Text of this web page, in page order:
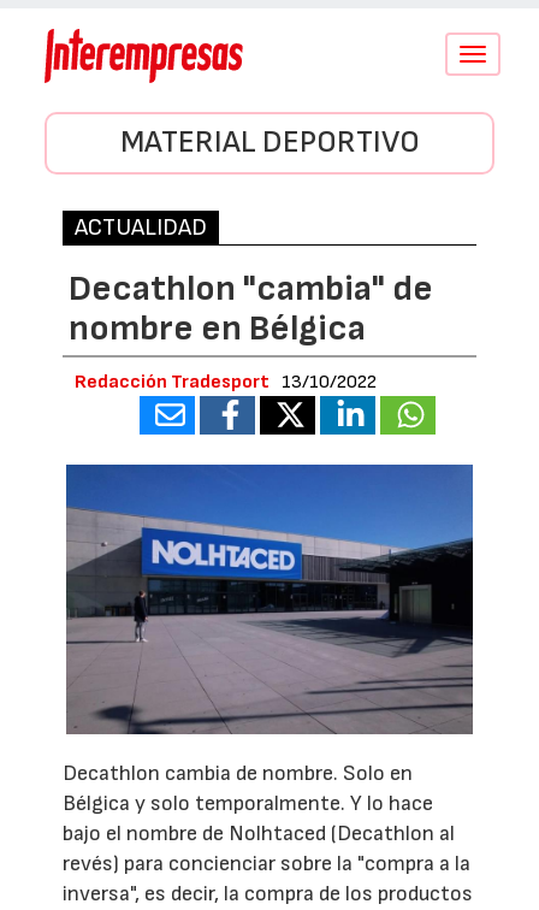
Conmutar
MATERIAL DEPORTIVO
ACTUALIDAD
Decathlon "cambia" de
nombre en Bélgica
Redacción Tradesport 13/10/2022
Decathlon cambia de nombre. Solo en
Bélgica y solo temporalmente. Y lo hace
bajo el nombre de Nolhtaced (Decathlon al
revés) para concienciar sobre la "compra a la
inversa", es decir, la compra de los productos